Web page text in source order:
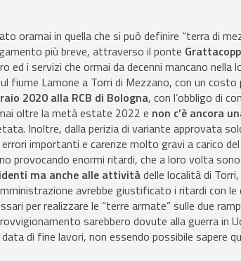
oramai in quella che si può definire “terra di
più breve, attraverso il ponte
ed i servizi che ormai da decenni mancano nella
fiume Lamone a Torri di Mezzano, con un
2020 alla RCB di Bologna, con l’obbligo di
oltre la metà estate 2022 e non c’è ancora
Inoltre, dalla perizia di variante approvata
importanti e carenze molto gravi a carico
provocando enormi ritardi, che a loro volta
ma anche alle attivitàdelle località di Torri,
avrebbe giustificato i ritardi con
per realizzare le “terre armate” sulle due
sarebbero dovute alla guerra in
di fine lavori, non essendo possibile sapere